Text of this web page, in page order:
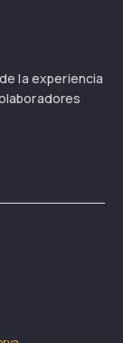
la experiencia